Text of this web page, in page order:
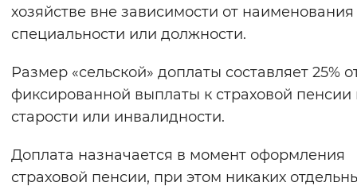
хозяйстве вне зависимости от наименования
специальности или должности.
Размер «сельской» доплаты составляет 25%
фиксированной выплаты к страховой пенсии
старости или инвалидности.
Доплата назначается в момент оформления
страховой пенсии, при этом никаких